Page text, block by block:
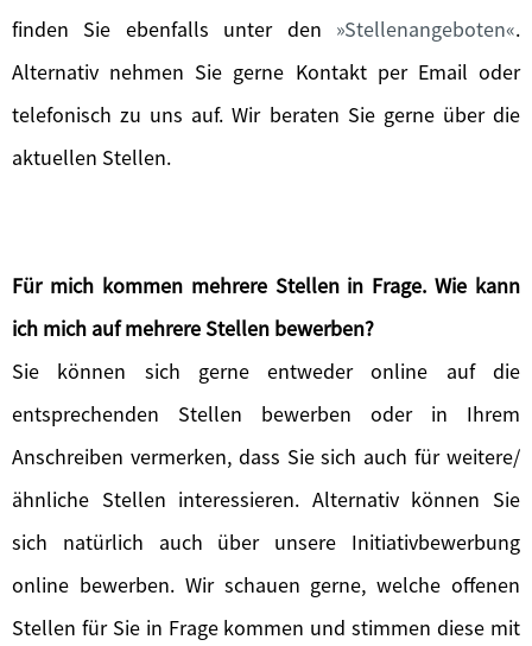
finden Sie ebenfalls unter den
Stellenangeboten .
Alternativ nehmen Sie gerne Kontakt per Email oder
telefonisch zu uns auf. Wir beraten Sie gerne über die
aktuellen Stellen.
Für mich kommen mehrere Stellen in Frage. Wie kann
ich mich auf mehrere Stellen bewerben?
Sie können sich gerne entweder online auf die
entsprechenden Stellen bewerben oder in Ihrem
Anschreiben vermerken, dass Sie sich auch für weitere/
ähnliche Stellen interessieren. Alternativ können Sie
sich natürlich auch über unsere Initiativbewerbung
online bewerben. Wir schauen gerne, welche offenen
Stellen für Sie in Frage kommen und stimmen diese mit